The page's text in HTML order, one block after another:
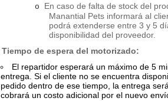
o En caso de falta de stock del
Manantial Pets informará al
podrá extenderse entre 3 y 5
disponibilidad del proveedor.
Tiempo de espera del motorizado:
El repartidor esperará un máximo de 5
entrega. Si el cliente no se encuentra
pedido dentro de ese tiempo, la entrega
cobrará un costo adicional por el nuevo